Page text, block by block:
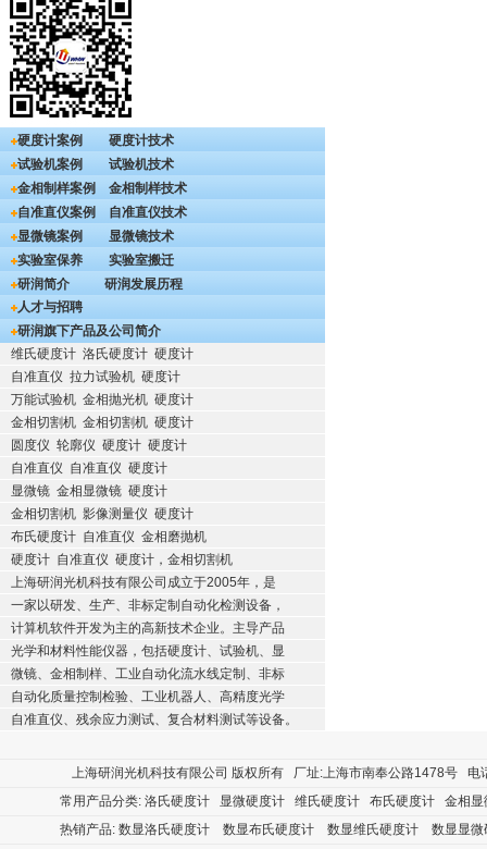
硬度计案例
硬度计技术
试验机案例
试验机技术
金相制样案例
金相制样技术
自准直仪案例
自准直仪技术
显微镜案例
显微镜技术
实验室保养
实验室搬迁
研润简介
研润发展历程
人才与招聘
研润旗下产品及公司简介
维氏硬度计 洛氏硬度计 硬度计
自准直仪 拉力试验机 硬度计
万能试验机 金相抛光机 硬度计
金相切割机 金相切割机 硬度计
圆度仪 轮廓仪 硬度计 硬度计
自准直仪 自准直仪 硬度计
显微镜 金相显微镜 硬度计
金相切割机 影像测量仪 硬度计
布氏硬度计 自准直仪 金相磨抛机
硬度计 自准直仪 硬度计，金相切割机
上海研润光机科技有限公司成立于2005年，是
一家以研发、生产、非标定制自动化检测设备，
计算机软件开发为主的高新技术企业。主导产品
光学和材料性能仪器，包括硬度计、试验机、显
微镜、金相制样、工业自动化流水线定制、非标
自动化质量控制检验、工业机器人、高精度光学
自准直仪、残余应力测试、复合材料测试等设备。
上海研润光机科技有限公司 版权所有 厂址:上海市南奉公路1478号
常用产品分类: 洛氏硬度计 显微硬度计 维氏硬度计 布氏硬度计
金相显
热销产品: 数显洛氏硬度计 数显布氏硬度计 数显维氏硬度计
数显显微